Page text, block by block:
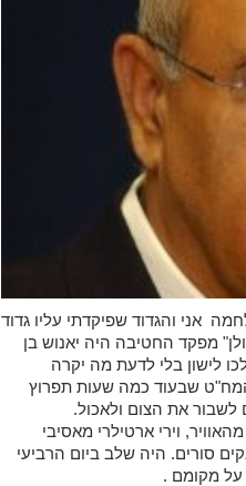
אני והגדוד שפיקדתי עליו גדוד
מפקד החטיבה היה יאנוש בן
לישון בלי לדעת מה יקרה
שבעוד כמה שעות תפרוץ
לשבור את הצום ולאכול.
וירי ארטילרי מאסיבי
סורים. היה שלב ביום הרביעי
על מקומם .